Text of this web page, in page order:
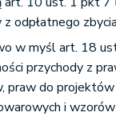
z odpłatnego
w myśl art. 18
przychody z
praw do
i